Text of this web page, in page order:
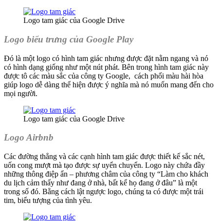
Logo tam giác của Google Drive
Logo biểu trưng của Google Play
Đó là một logo có hình tam giác nhưng được đặt nằm ngang và nó
có hình dạng giống như một nút phát. Bên trong hình tam giác này
được tô các màu sắc của công ty Google, cách phối màu hài hòa
giúp logo dễ dàng thể hiện được ý nghĩa mà nó muốn mang đến cho
mọi người.
Logo tam giác của Google Drive
Logo Airbnb
Các đường thẳng và các cạnh hình tam giác được thiết kế sắc nét,
uốn cong mượt mà tạo được sự uyển chuyển. Logo này chứa đầy
những thông điệp ẩn – phương châm của công ty “Làm cho khách
du lịch cảm thấy như đang ở nhà, bất kể họ đang ở đâu” là một
trong số đó. Bằng cách lật ngược logo, chúng ta có được một trái
tim, biểu tượng của tình yêu.